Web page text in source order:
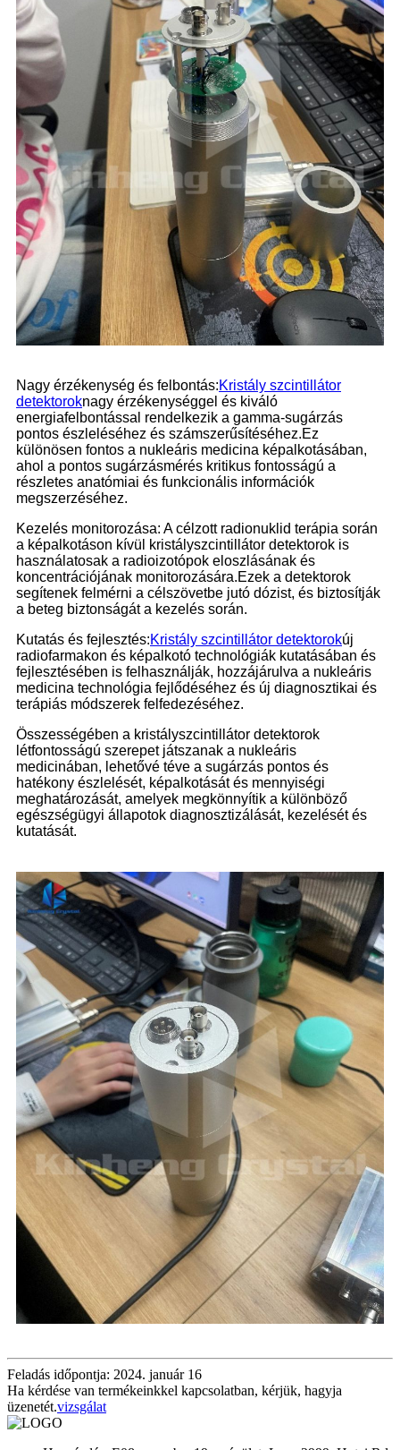
Nagy érzékenység és felbontás:Kristály szcintillátor
detektoroknagy érzékenységgel és kiváló
energiafelbontással rendelkezik a gamma-sugárzás
pontos észleléséhez és számszerűsítéséhez.Ez
különösen fontos a nukleáris medicina képalkotásában,
ahol a pontos sugárzásmérés kritikus fontosságú a
részletes anatómiai és funkcionális információk
megszerzéséhez.
Kezelés monitorozása: A célzott radionuklid terápia során
a képalkotáson kívül kristályszcintillátor detektorok is
használatosak a radioizotópok eloszlásának és
koncentrációjának monitorozására.Ezek a detektorok
segítenek felmérni a célszövetbe jutó dózist, és biztosítják
a beteg biztonságát a kezelés során.
Kutatás és fejlesztés:Kristály szcintillátor detektorokúj
radiofarmakon és képalkotó technológiák kutatásában és
fejlesztésében is felhasználják, hozzájárulva a nukleáris
medicina technológia fejlődéséhez és új diagnosztikai és
terápiás módszerek felfedezéséhez.
Összességében a kristályszcintillátor detektorok
létfontosságú szerepet játszanak a nukleáris
medicinában, lehetővé téve a sugárzás pontos és
hatékony észlelését, képalkotását és mennyiségi
meghatározását, amelyek megkönnyítik a különböző
egészségügyi állapotok diagnosztizálását, kezelését és
kutatását.
Feladás időpontja: 2024. január 16
Ha kérdése van termékeinkkel kapcsolatban, kérjük, hagyja
üzenetét.vizsgálat